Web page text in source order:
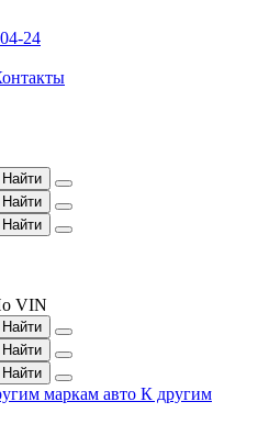
24
Найти
Найти
Найти
VIN
Найти
Найти
Найти
маркам авто К другим